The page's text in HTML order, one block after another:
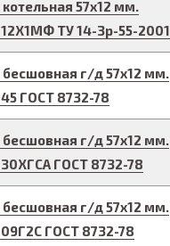
57x12 мм.
12Х1МФ ТУ 14-3р-55-2001
бесшовная г/д57x12 мм.
ГОСТ 8732-78
бесшовная г/д57x12 мм.
ГОСТ 8732-78
бесшовная г/д57x12 мм.
ГОСТ 8732-78